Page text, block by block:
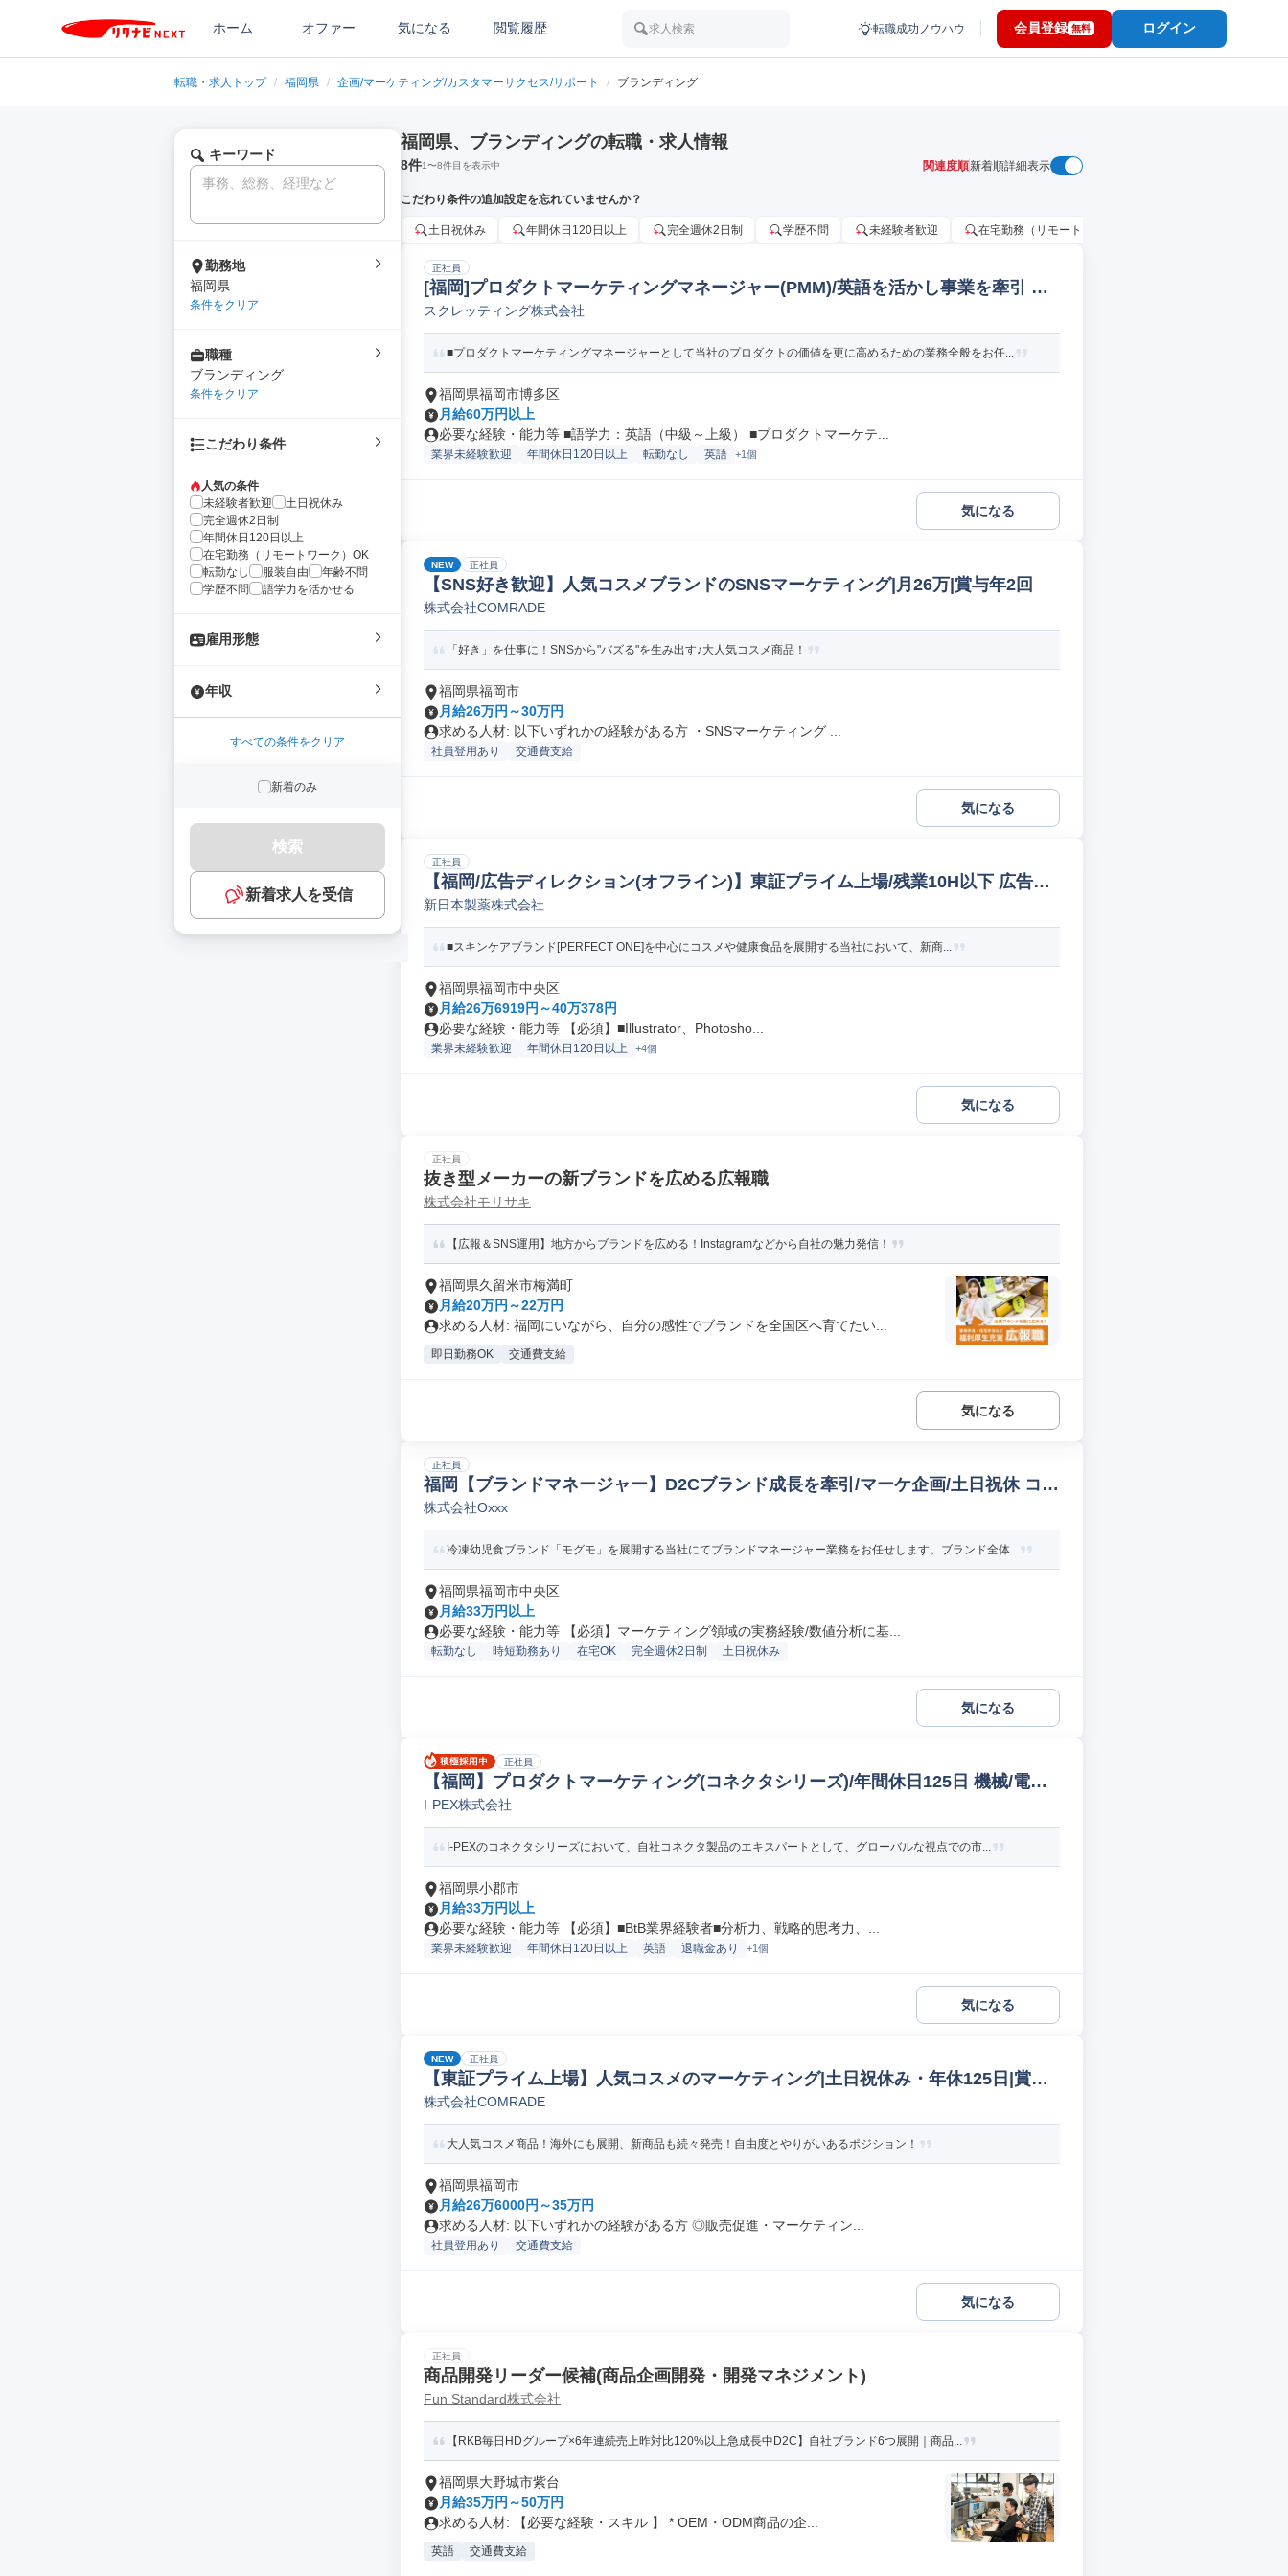
ホーム オファー 気になる 閲覧履歴 求人検索 転職成功ノウハウ 会員登録 無料 ログイン
転職・求人トップ / 福岡県 / 企画/マーケティング/カスタマーサクセス/サポート / ブランディング
キーワード
勤務地
福岡県
条件をクリア
職種
ブランディング
条件をクリア
こだわり条件
人気の条件
未経験者歓迎
土日祝休み
完全週休2日制
年間休日120日以上
在宅勤務（リモートワーク）OK
転勤なし
服装自由
年齢不問
学歴不問
語学力を活かせる
雇用形態
年収
すべての条件をクリア
新着のみ
検索
新着求人を受信
福岡県、ブランディングの転職・求人情報
8件1〜8件目を表示中 関連度順新着順詳細表示
こだわり条件の追加設定を忘れていませんか？
土日祝休み 年間休日120日以上 完全週休2日制 学歴不問 未経験者歓迎 在宅勤務（リモートワーク）OK
正社員
[福岡]プロダクトマーケティングマネージャー(PMM)/英語を活かし事業を牽引 商
品企画
スクレッティング株式会社
■プロダクトマーケティングマネージャーとして当社のプロダクトの価値を更に高めるための業務全般をお任...
福岡県福岡市博多区
月給60万円以上
必要な経験・能力等 ■語学力：英語（中級～上級） ■プロダクトマーケテ...
業界未経験歓迎 年間休日120日以上 転勤なし 英語 +1個
気になる
NEW 正社員
【SNS好き歓迎】人気コスメブランドのSNSマーケティング|月26万|賞与年2回
株式会社COMRADE
「好き」を仕事に！SNSから"バズる"を生み出す♪大人気コスメ商品！
福岡県福岡市
月給26万円～30万円
求める人材: 以下いずれかの経験がある方 ・SNSマーケティング ...
社員登用あり 交通費支給
気になる
正社員
【福岡/広告ディレクション(オフライン)】東証プライム上場/残業10H以下 広告デ
ィレクター
新日本製薬株式会社
■スキンケアブランド[PERFECT ONE]を中心にコスメや健康食品を展開する当社において、新商...
福岡県福岡市中央区
月給26万6919円～40万378円
必要な経験・能力等 【必須】■Illustrator、Photosho...
業界未経験歓迎 年間休日120日以上 +4個
気になる
正社員
抜き型メーカーの新ブランドを広める広報職
株式会社モリサキ
【広報＆SNS運用】地方からブランドを広める！Instagramなどから自社の魅力発信！
福岡県久留米市梅満町
月給20万円～22万円
求める人材: 福岡にいながら、自分の感性でブランドを全国区へ育てたい...
即日勤務OK 交通費支給
気になる
正社員
福岡【ブランドマネージャー】D2Cブランド成長を牽引/マーケ企画/土日祝休 コー
ポレートブランディング
株式会社Oxxx
冷凍幼児食ブランド「モグモ」を展開する当社にてブランドマネージャー業務をお任せします。ブランド全体...
福岡県福岡市中央区
月給33万円以上
必要な経験・能力等 【必須】マーケティング領域の実務経験/数値分析に基...
転勤なし 時短勤務あり 在宅OK 完全週休2日制 土日祝休み
気になる
正社員
【福岡】プロダクトマーケティング(コネクタシリーズ)/年間休日125日 機械/電気/
電子製品法人営業
I-PEX株式会社
I-PEXのコネクタシリーズにおいて、自社コネクタ製品のエキスパートとして、グローバルな視点での市...
福岡県小郡市
月給33万円以上
必要な経験・能力等 【必須】■BtB業界経験者■分析力、戦略的思考力、...
業界未経験歓迎 年間休日120日以上 英語 退職金あり +1個
気になる
NEW 正社員
【東証プライム上場】人気コスメのマーケティング|土日祝休み・年休125日|賞与
年2回
株式会社COMRADE
大人気コスメ商品！海外にも展開、新商品も続々発売！自由度とやりがいあるポジション！
福岡県福岡市
月給26万6000円～35万円
求める人材: 以下いずれかの経験がある方 ◎販売促進・マーケティン...
社員登用あり 交通費支給
気になる
正社員
商品開発リーダー候補(商品企画開発・開発マネジメント)
Fun Standard株式会社
【RKB毎日HDグループ×6年連続売上昨対比120%以上急成長中D2C】自社ブランド6つ展開｜商品...
福岡県大野城市紫台
月給35万円～50万円
求める人材: 【必要な経験・スキル 】 * OEM・ODM商品の企...
英語 交通費支給